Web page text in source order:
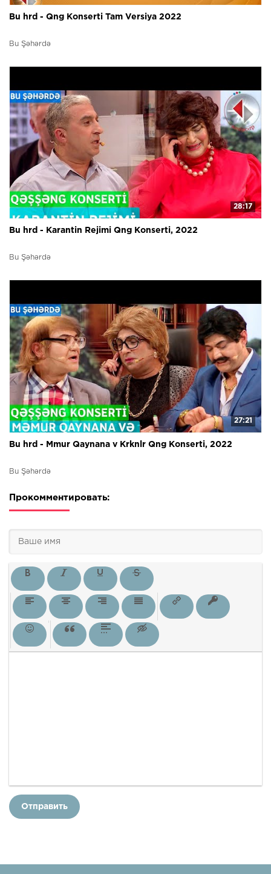
Bu hrd - Qng Konserti Tam Versiya 2022
Bu Şəhərdə
28:17
Bu hrd - Karantin Rejimi Qng Konserti, 2022
Bu Şəhərdə
27:21
Bu hrd - Mmur Qaynana v Krknlr Qng Konserti, 2022
Bu Şəhərdə
Прокомментировать:
Отправить